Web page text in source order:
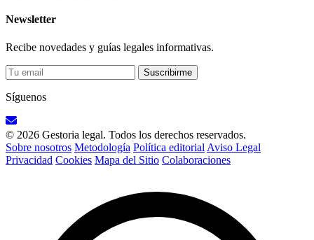
Newsletter
Recibe novedades y guías legales informativas.
Suscribirme
Síguenos
© 2026 Gestoria legal. Todos los derechos reservados.
Sobre nosotros Metodología Política editorial Aviso Legal
Privacidad Cookies Mapa del Sitio Colaboraciones